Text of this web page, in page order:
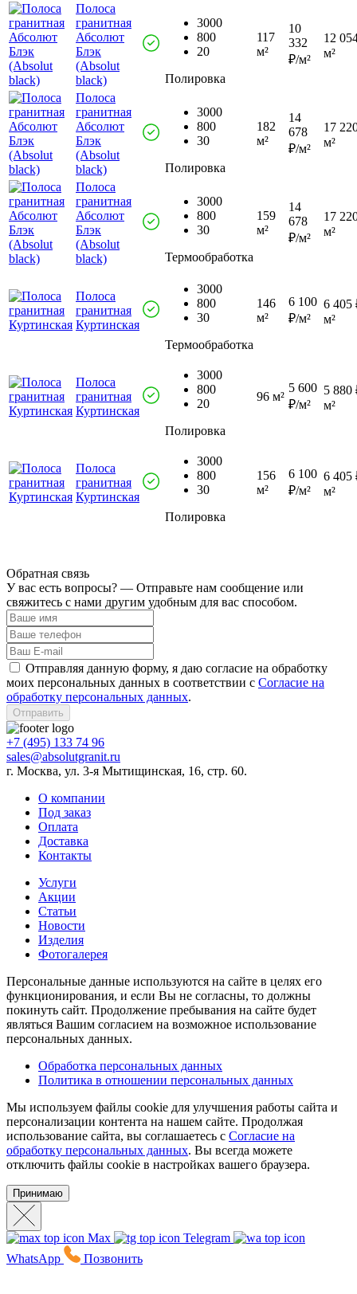
Полоса
гранитная
Абсолют
Блэк
(Absolut
black)
3000
800
20
Полировка
117
м²
10
332
₽/м²
12
м²
Полоса
гранитная
Абсолют
Блэк
(Absolut
black)
3000
800
30
Полировка
182
м²
14
678
₽/м²
17
м²
Полоса
гранитная
Абсолют
Блэк
(Absolut
black)
3000
800
30
Термообработка
159
м²
14
678
₽/м²
17
м²
Полоса
гранитная
Куртинская
3000
800
30
Термообработка
146
м²
6 100
₽/м²
6 405
м²
Полоса
гранитная
Куртинская
3000
800
20
Полировка
96 м²
5 600
₽/м²
5 880
м²
Полоса
гранитная
Куртинская
3000
800
30
Полировка
156
м²
6 100
₽/м²
6 405
м²
Обратная связь
У вас есть вопросы? — Отправьте нам сообщение или
свяжитесь с нами другим удобным для вас способом.
Отправляя данную форму, я даю согласие на обработку
моих персональных данных в соответствии с Согласие на
обработку персональных данных.
Отправить
+7 (495) 133 74 96
sales@absolutgranit.ru
г. Москва, ул. 3-я Мытищинская, 16, стр. 60.
О компании
Под заказ
Оплата
Доставка
Контакты
Услуги
Акции
Статьи
Новости
Изделия
Фотогалерея
Персональные данные используются на сайте в целях его
функционирования, и если Вы не согласны, то должны
покинуть сайт. Продолжение пребывания на сайте будет
являться Вашим согласием на возможное использование
персональных данных.
Обработка персональных данных
Политика в отношении персональных данных
Мы используем файлы cookie для улучшения работы сайта и
персонализации контента на нашем сайте. Продолжая
использование сайта, вы соглашаетесь с Согласие на
обработку персональных данных. Вы всегда можете
отключить файлы cookie в настройках вашего браузера.
Принимаю
Max
Telegram
WhatsApp
Позвонить